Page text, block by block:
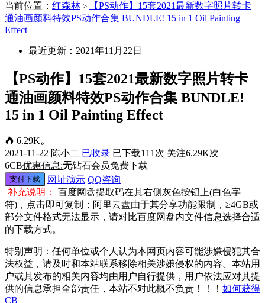
当前位置： 红森林 >
【PS动作】15套2021最新数字照片转卡
通油画颜料特效PS动作合集 BUNDLE! 15 in 1 Oil Painting
Effect
最近更新：2021年11月22日
【PS动作】15套2021最新数字照片转卡
通油画颜料特效PS动作合集 BUNDLE!
15 in 1 Oil Painting Effect
6.29K。
2021-11-22 陈小二 已收录 已下载111次 关注6.29K次
6CB优惠信息:无钻石会员免费下载
支付下载 网址演示 QQ咨询
补充说明：
百度网盘提取码在其右侧灰色按钮上(白色字
符)，点击即可复制；阿里云盘由于其分享功能限制，≥4GB或
部分文件格式无法显示，请对比百度网盘内文件信息选择合适
的下载方式。
特别声明：任何单位或个人认为本网页内容可能涉嫌侵犯其合
法权益，请及时和本站联系移除相关涉嫌侵权的内容。本站用
户或其发布的相关内容均由用户自行提供，用户依法应对其提
供的信息承担全部责任，本站不对此概不负责！！！ 如何获得
CB